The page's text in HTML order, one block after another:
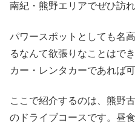
南紀・熊野エリアでぜひ訪
パワースポットとしても名
るなんて欲張りなことはで
カー・レンタカーであれば可
ここで紹介するのは、熊野
のドライブコースです。昼